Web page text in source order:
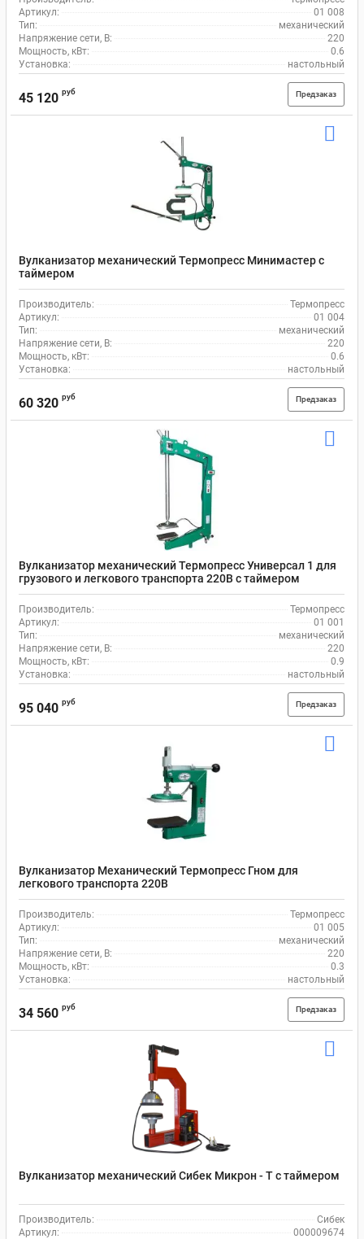
Артикул:
01 008
Тип:
механический
Напряжение сети, В:
220
Мощность, кВт:
0.6
Установка:
настольный
45 120 руб Предзаказ
Вулканизатор механический Термопресс Минимастер с
таймером
Производитель:
Термопресс
Артикул:
01 004
Тип:
механический
Напряжение сети, В:
220
Мощность, кВт:
0.6
Установка:
настольный
60 320 руб Предзаказ
Вулканизатор механический Термопресс Универсал 1 для
грузового и легкового транспорта 220В с таймером
Производитель:
Термопресс
Артикул:
01 001
Тип:
механический
Напряжение сети, В:
220
Мощность, кВт:
0.9
Установка:
настольный
95 040 руб Предзаказ
Вулканизатор Механический Термопресс Гном для
легкового транспорта 220В
Производитель:
Термопресс
Артикул:
01 005
Тип:
механический
Напряжение сети, В:
220
Мощность, кВт:
0.3
Установка:
настольный
34 560 руб Предзаказ
Вулканизатор механический Сибек Микрон - Т с таймером
Производитель:
Сибек
Артикул:
000009674